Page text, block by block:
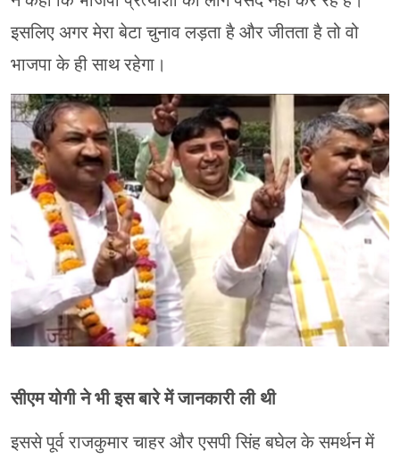
इसलिए अगर मेरा बेटा चुनाव लड़ता है और जीतता है तो वो
भाजपा के ही साथ रहेगा।
सीएम योगी ने भी इस बारे में जानकारी ली थी
इससे पूर्व राजकुमार चाहर और एसपी सिंह बघेल के समर्थन में